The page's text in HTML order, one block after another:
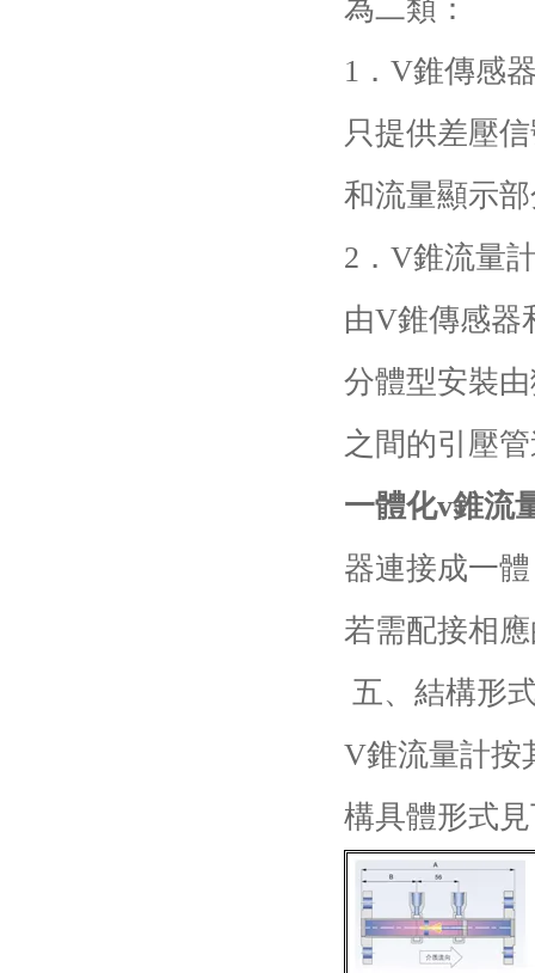
為二類：
1．V錐傳感
只提供差壓
和流量顯示
2．V錐流量
由V錐傳感器
分體型安裝
之間的引壓
一體化v錐流
器連接成一
若需配接相
五、結構形
V錐流量計按
構具體形式